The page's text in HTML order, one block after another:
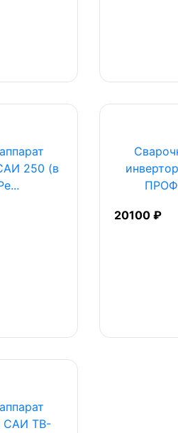
250 (в
ПРОФ
20100 ₽
САИ TB-